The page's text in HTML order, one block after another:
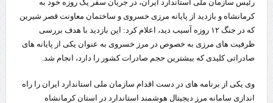
رئیس سازمان ملی استاندارد ایران، در جریان سفر یک‌ روزه خود به
کرمانشاه و بازدید از پایانه مرزی خسروی و ساختمان معاونت قصر شیرین
که در جنگ ۱۲ روزه آسیب دید، اعلام کرد: این بازدید با هدف بررسی
ظرفیت‌ های مرزی به خصوص در مرز خسروی به عنوان یکی از پایانه‌ های
صادراتی کلیدی که بیشترین حجم صادرات کشور را دارد، انجام شد.
وی یکی از برنامه‌ های در دست اقدام سازمان ملی استاندارد ایران را راه‌
اندازی سامانه مرز دیجیتال هوشمند استاندارد در استان کرمانشاه